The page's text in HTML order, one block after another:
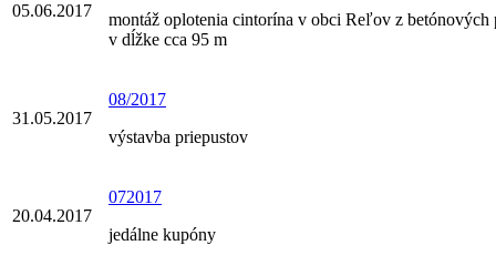
05.06.2017
montáž oplotenia cintorína v obci Reľov z betónových
v dĺžke cca 95 m
31.05.2017
08/2017
výstavba priepustov
20.04.2017
072017
jedálne kupóny